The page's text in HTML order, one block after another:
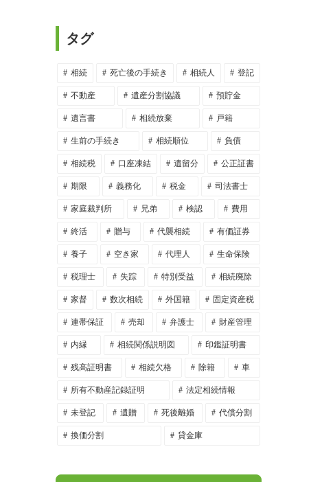
タグ
相続 死亡後の手続き 相続人 登記
不動産 遺産分割協議 預貯金
遺言書 相続放棄 戸籍
生前の手続き 相続順位 負債
相続税 口座凍結 遺留分 公正証書
期限 義務化 税金 司法書士
家庭裁判所 兄弟 検認 費用
終活 贈与 代襲相続 有価証券
養子 空き家 代理人 生命保険
税理士 失踪 特別受益 相続廃除
家督 数次相続 外国籍 固定資産税
連帯保証 売却 弁護士 財産管理
内縁 相続関係説明図 印鑑証明書
残高証明書 相続欠格 除籍 車
所有不動産記録証明 法定相続情報
未登記 遺贈 死後離婚 代償分割
換価分割 貸金庫